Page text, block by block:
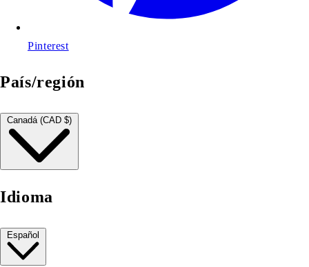
Pinterest
País/región
Canadá (CAD $)
Idioma
Español